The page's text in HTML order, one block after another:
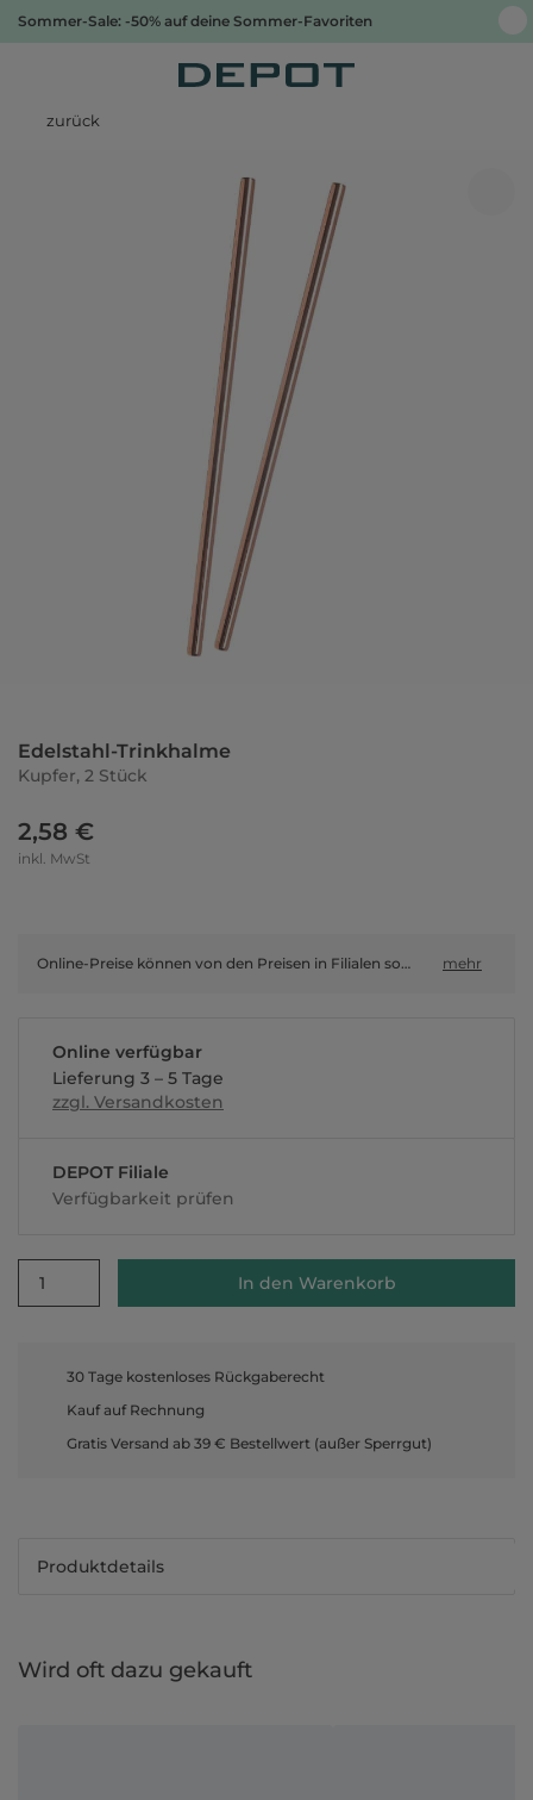
Sommer-Sale: -50% auf deine Sommer-Favoriten
zurück
Edelstahl-Trinkhalme
Kupfer, 2 Stück
2,58 €
inkl. MwSt
Online-Preise können von den Preisen in Filialen sowie Shop-in-Shop-Flächen abweichen. mehr
Online verfügbar
Lieferung 3 – 5 Tage
zzgl. Versandkosten
DEPOT Filiale
Verfügbarkeit prüfen
1 In den Warenkorb
30 Tage kostenloses Rückgaberecht
Kauf auf Rechnung
Gratis Versand ab 39 € Bestellwert (außer Sperrgut)
Produktdetails
Wird oft dazu gekauft